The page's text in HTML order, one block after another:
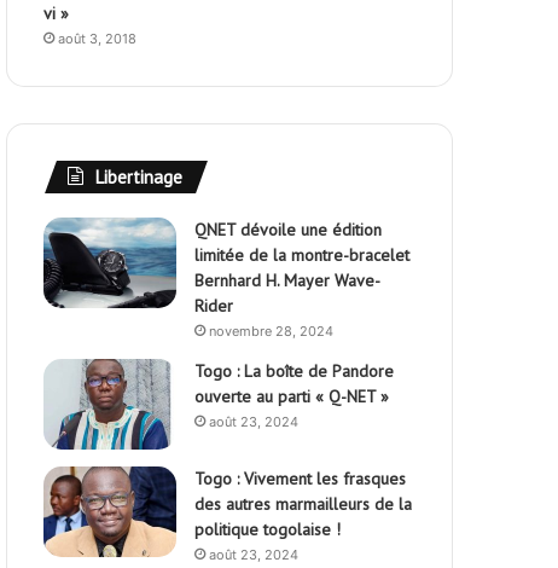
vi »
août 3, 2018
Libertinage
QNET dévoile une édition
limitée de la montre-bracelet
Bernhard H. Mayer Wave-
Rider
novembre 28, 2024
Togo : La boîte de Pandore
ouverte au parti « Q-NET »
août 23, 2024
Togo : Vivement les frasques
des autres marmailleurs de la
politique togolaise !
août 23, 2024